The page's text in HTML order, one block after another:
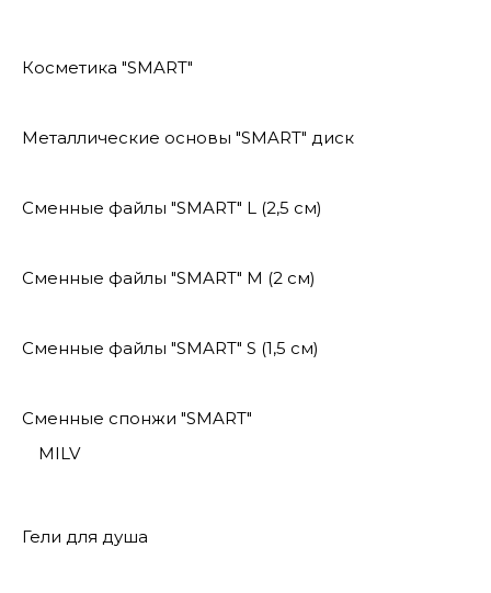
Косметика "SMART"
Металлические основы "SMART" диск
Сменные файлы "SMART" L (2,5 см)
Сменные файлы "SMART" M (2 см)
Сменные файлы "SMART" S (1,5 см)
Сменные спонжи "SMART"
MILV
Гели для душа